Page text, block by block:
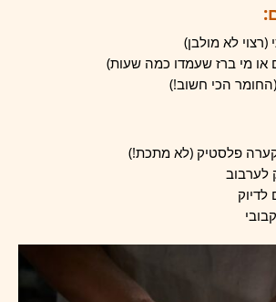
לא מולבן)
או מי ברז שעמדו כמה שעות)
הכי חשוב!)
קערה פלסטיק (לא מתכת!)
לערבוב
לדיוק